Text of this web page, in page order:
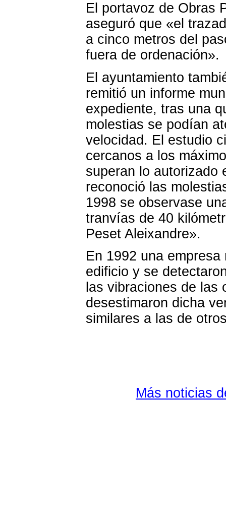
El portavoz de Obras
aseguró que «el
a cinco metros del
fuera de ordenación».
El ayuntamiento
remitió un informe
expediente, tras una
molestias se podían
velocidad. El estudio
cercanos a los
superan lo autorizado
reconoció las
1998 se observase
tranvías de 40
Peset Aleixandre».
En 1992 una
edificio y se
las vibraciones de
desestimaron dicha
similares a las de
Más noticias